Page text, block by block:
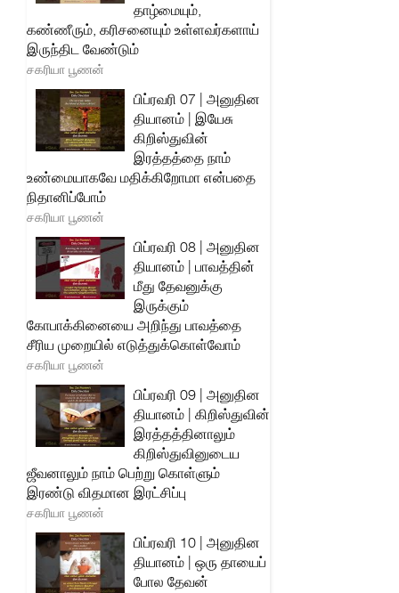
தாழ்மையும்,
கண்ணீரும், கரிசனையும் உள்ளவர்களாய்
இருந்திட வேண்டும்
சகரியா பூணன்
பிப்ரவரி 07 | அனுதின
தியானம் | இயேசு
கிறிஸ்துவின்
இரத்தத்தை நாம்
உண்மையாகவே மதிக்கிறோமா என்பதை
நிதானிப்போம்
சகரியா பூணன்
பிப்ரவரி 08 | அனுதின
தியானம் | பாவத்தின்
மீது தேவனுக்கு
இருக்கும்
கோபாக்கினையை அறிந்து பாவத்தை
சீரிய முறையில் எடுத்துக்கொள்வோம்
சகரியா பூணன்
பிப்ரவரி 09 | அனுதின
தியானம் | கிறிஸ்துவின்
இரத்தத்தினாலும்
கிறிஸ்துவினுடைய
ஜீவனாலும் நாம் பெற்று கொள்ளும்
இரண்டு விதமான இரட்சிப்பு
சகரியா பூணன்
பிப்ரவரி 10 | அனுதின
தியானம் | ஒரு தாயைப்
போல தேவன்